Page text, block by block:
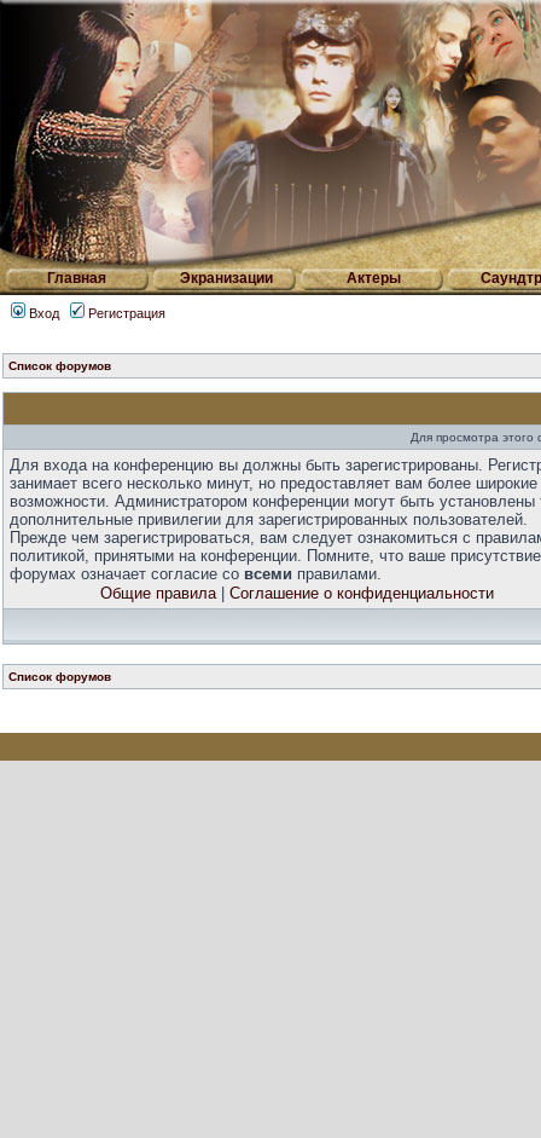
Главная Экранизации Актеры
Вход Регистрация
Список форумов
Для просмотра
Для входа на конференцию вы должны быть зарегистрированы.
занимает всего несколько минут, но предоставляет вам более широкие
возможности. Администратором конференции могут быть установлены
дополнительные привилегии для зарегистрированных пользователей.
Прежде чем зарегистрироваться, вам следует ознакомиться с
политикой, принятыми на конференции. Помните, что ваше
форумах означает согласие со всеми правилами.
Общие правила| Соглашение о конфиденциальности
Список форумов